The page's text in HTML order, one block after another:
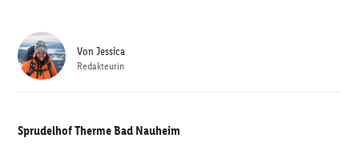
Sprudelhof Therme Bad Nauheim
Von Jessica
Redakteurin